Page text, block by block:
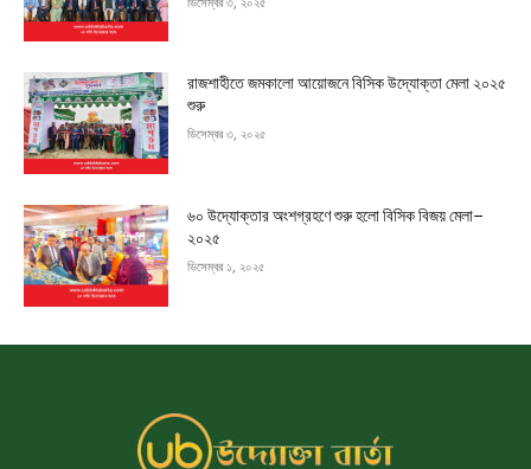
রাজশাহীতে জমকালো আয়োজনে বিসিক উদ্যোক্তা মেলা ২০২৫
শুরু
ডিসেম্বর ৩, ২০২৫
৬০ উদ্যোক্তার অংশগ্রহণে শুরু হলো বিসিক বিজয় মেলা–
২০২৫
ডিসেম্বর ১, ২০২৫